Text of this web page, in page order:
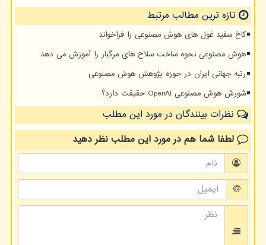
تازه ترین مطالب مرتبط
کاخ سفید غول های هوش مصنوعی را فراخواند
هوش مصنوعی نحوه ساخت سلاح های مرگبار را آموزش می دهد
رتبه جهانی ایران در حوزه پژوهش هوش مصنوعی
شورش هوش مصنوعی OpenAI حقیقت دارد؟
نظرات بینندگان در مورد این مطلب
لطفا شما همدر مورد این مطلبنظر دهید